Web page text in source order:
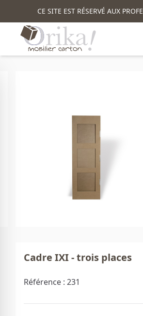
CE SITE EST RÉSERVÉ AUX
Cadre IXI - trois places
Référence : 231